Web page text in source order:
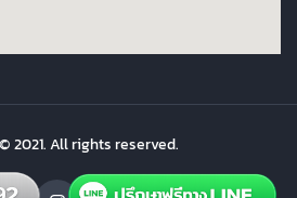
2021. All rights reserved.